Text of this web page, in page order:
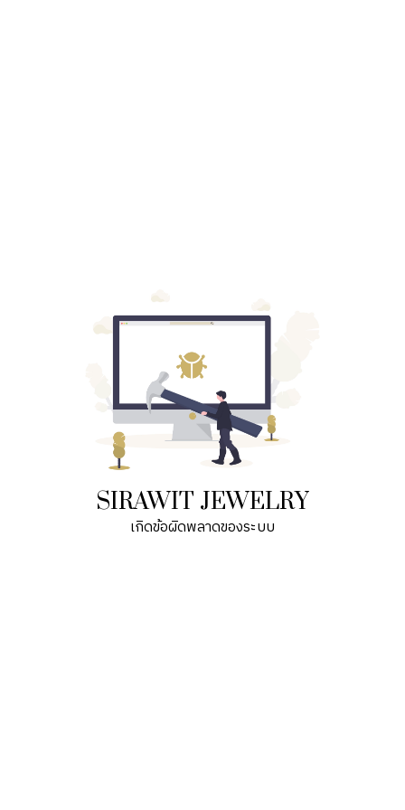
SIRAWIT JEWELRY
เกิดข้อผิดพลาดของระบบ